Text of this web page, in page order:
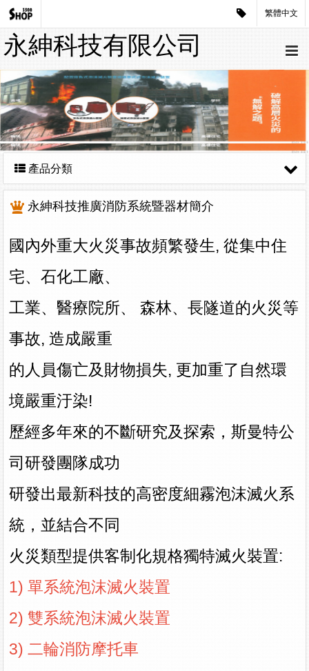
繁體中文
永紳科技有限公司
產品分類
永紳科技推廣消防系統暨器材簡介
國內外重大火災事故頻繁發生, 從集中住
宅、 石化工廠、
工業、醫療院所、 森林、 長隧道的火災等
事故, 造成嚴重
的人員傷亡及財物損失, 更加重了自然環
境嚴重汙染!
歷經多年來的不斷研究及探索，斯曼特公
司研發團隊成功
研發出最新科技的高密度細霧泡沫滅火系
統，並結合不同
火災類型提供客制化規格獨特滅火裝置:
1) 單系統泡沫滅火裝置
2) 雙系統泡沫滅火裝置
3) 二輪消防摩托車